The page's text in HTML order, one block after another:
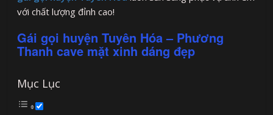
với chất lượng đỉnh cao!
Gái gọi huyện Tuyên Hóa – Phương
Thanh cave mặt xinh dáng đẹp
Mục Lục